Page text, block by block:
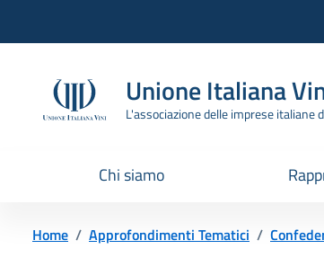
Unione Italiana
L'associazione delle imprese italiane
Chi siamo
Home / Approfondimenti Tematici /